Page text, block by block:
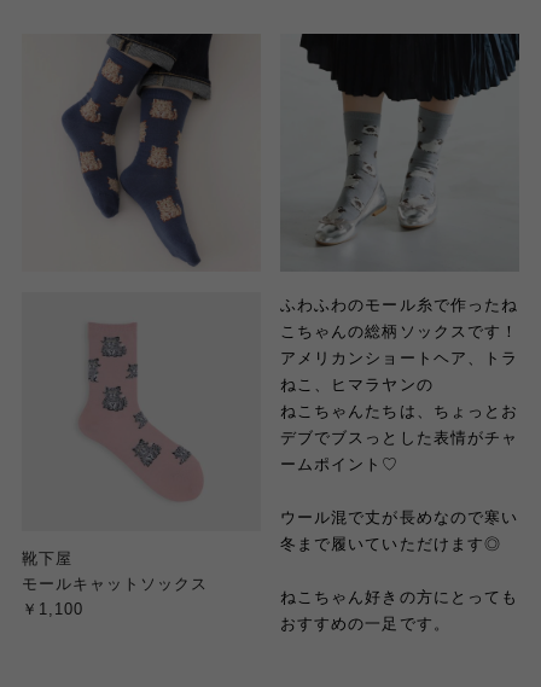
靴下屋
モールキャットソックス
￥1,100
ふわふわのモール糸で作ったね
こちゃんの総柄ソックスです！
アメリカンショートヘア、トラ
ねこ、ヒマラヤンの
ねこちゃんたちは、ちょっとお
デブでブスっとした表情がチャ
ームポイント♡
ウール混で丈が長めなので寒い
冬まで履いていただけます◎
ねこちゃん好きの方にとっても
おすすめの一足です。